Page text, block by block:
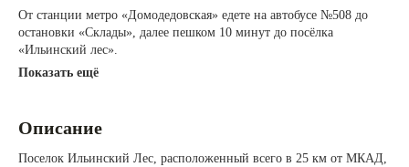
От станции метро «Домодедовская» едете на автобусе №508 до
остановки «Склады», далее пешком 10 минут до посёлка
«Ильинский лес».
Показать ещё
Описание
Поселок Ильинский Лес, расположенный всего в 25 км от МКАД,